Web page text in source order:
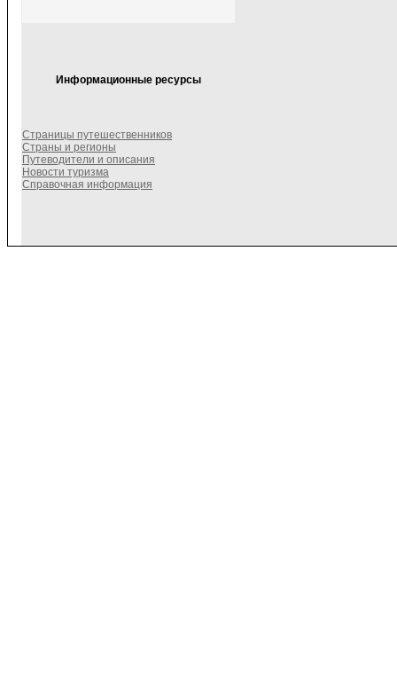
Информационные ресурсы
Страницы путешественников
Страны и регионы
Путеводители и описания
Новости туризма
Справочная информация